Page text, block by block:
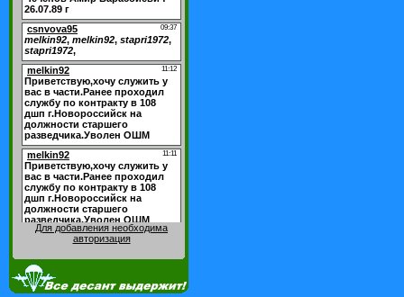
Для добавления необходима
авторизация